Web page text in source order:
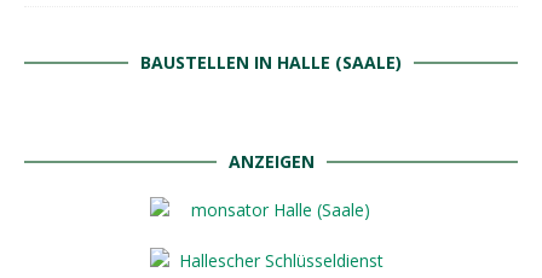
BAUSTELLEN IN HALLE (SAALE)
ANZEIGEN